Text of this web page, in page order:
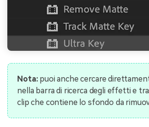
Nota:puoi anche cercare
nella barra di ricerca degli effetti e
clip che contiene lo sfondo da